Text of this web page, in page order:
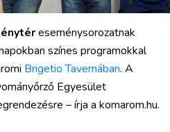
RÉGIÓ
MIX
eseménysorozatnak
színes programokkal
Brigetio Tavernában. A
Egyesület
– írja a komarom.hu.